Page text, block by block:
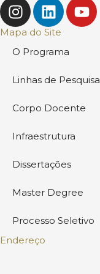
n
s
t
g
a
i
n
k
d
n
o
b
Mapa do Site
O Programa
Linhas de Pesquisa
Corpo Docente
Infraestrutura
Dissertações
Master Degree
Processo Seletivo
Endereço